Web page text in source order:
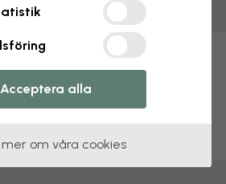
tryck
Acceptera alla
mer om våra cookies